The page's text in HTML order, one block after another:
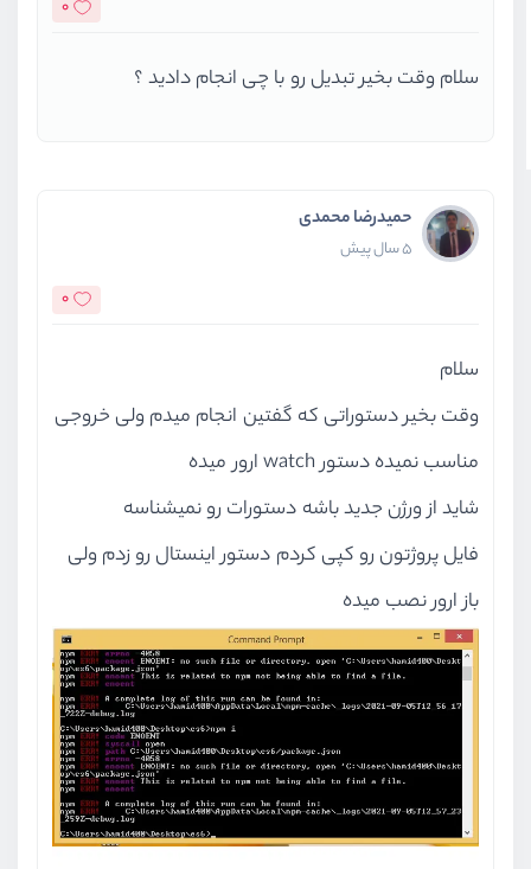
0
سلام وقت بخیر تبدیل رو با چی انجام دادید ؟
حمیدرضا محمدی
5 سال پیش
0
سلام
وقت بخیر دستوراتی که گفتین انجام میدم ولی خروجی
مناسب نمیده دستور watch ارور میده
شاید از ورژن جدید باشه دستورات رو نمیشناسه
فایل پروژتون رو کپی کردم دستور اینستال رو زدم ولی
باز ارور نصب میده